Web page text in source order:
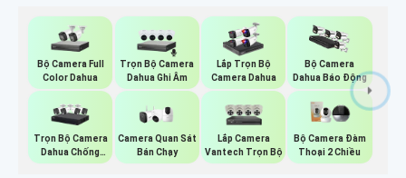
Bộ Camera Full
Color Dahua
Trọn Bộ Camera
Dahua Ghi Âm
Lắp Trọn Bộ
Camera Dahua
Bộ Camera
Dahua Báo Động
Trọn Bộ Camera
Dahua Chống
Trộm
Camera Quan Sát
Bán Chạy
Lắp Camera
Vantech Trọn Bộ
Bộ Camera Đàm
Thoại 2 Chiều